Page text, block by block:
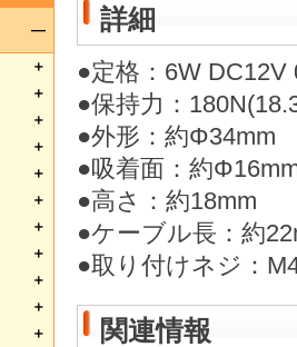
詳細
●定格：6W DC12V
●保持力：
●外形：約Φ34mm
●吸着面：約
●高さ：約18mm
●ケーブル長：約
●取り付けネジ：
関連情報